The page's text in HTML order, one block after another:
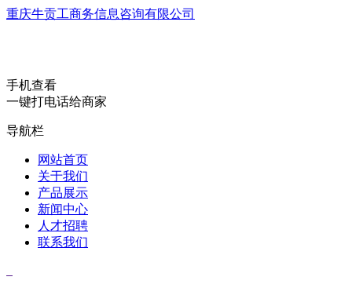
重庆牛贡工商务信息咨询有限公司
手机查看
一键打电话给商家
导航栏
网站首页
关于我们
产品展示
新闻中心
人才招聘
联系我们